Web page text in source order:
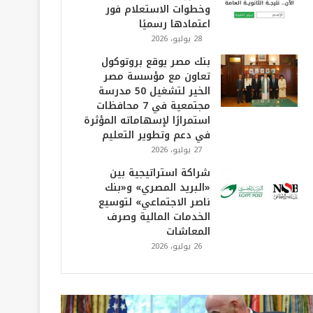
وخطوات الاستعلام فور
اعتمادها رسميًا
28 يوليو، 2026
بنك مصر يوقع بروتوكول
تعاون مع مؤسسة مصر
الخير لتشغيل 50 مدرسة
مجتمعية في 7 محافظات
استمرارًا لإسهاماته المؤثرة
في دعم وتطوير التعليم
27 يوليو، 2026
شراكة استراتيجية بين
«البريد المصري» و«بنك
ناصر الاجتماعي» لتوسيع
الخدمات المالية وصرف
المعاشات
26 يوليو، 2026